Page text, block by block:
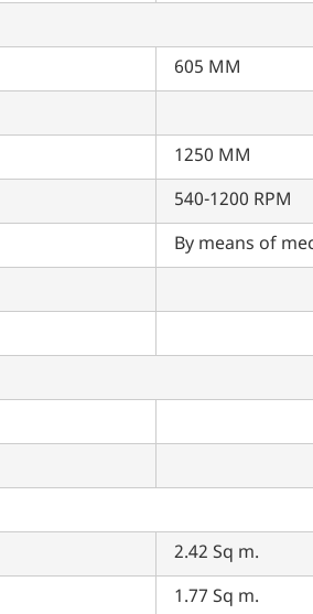
605 MM
1250 MM
540-1200 RPM
By means of
2.42 Sq m.
1.77 Sq m.
Third Parties for purposes